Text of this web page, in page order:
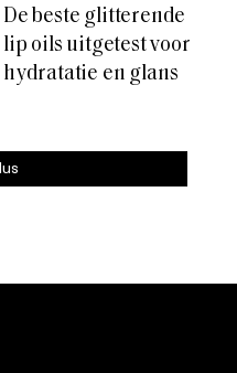
De beste glitterende
lip oils uitgetest voor
hydratatie en glans